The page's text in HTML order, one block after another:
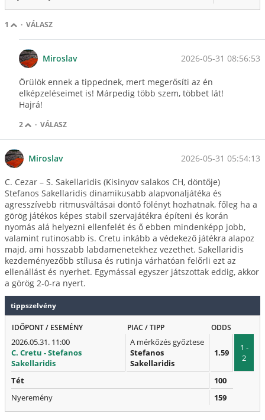
1 · VÁLASZ
Miroslav 2026-05-31 08:56:53
Örülök ennek a tippednek, mert megerősíti az én
elképzeléseimet is! Márpedig több szem, többet lát!
Hajrá!
2 · VÁLASZ
Miroslav 2026-05-31 05:54:13
C. Cezar – S. Sakellaridis (Kisinyov salakos CH, döntője)
Stefanos Sakellaridis dinamikusabb alapvonaljátéka és
agresszívebb ritmusváltásai döntő fölényt hozhatnak, főleg ha a
görög játékos képes stabil szervajátékra építeni és korán
nyomás alá helyezni ellenfelét és ő ebben mindenképp jobb,
valamint rutinosabb is. Cretu inkább a védekező játékra alapoz
majd, ami hosszabb labdamenetekhez vezethet. Sakellaridis
kezdeményezőbb stílusa és rutinja várhatóan felőrli ezt az
ellenállást és nyerhet. Egymással egyszer játszottak eddig, akkor
a görög 2-0-ra nyert.
tippszelvény
IDŐPONT / ESEMÉNY PIAC / TIPP ODDS
2026.05.31. 11:00
C. Cretu - Stefanos
Sakellaridis
A mérkőzés győztese
Stefanos
Sakellaridis
1.59
1 -
2
Tét
100
Nyeremény
159